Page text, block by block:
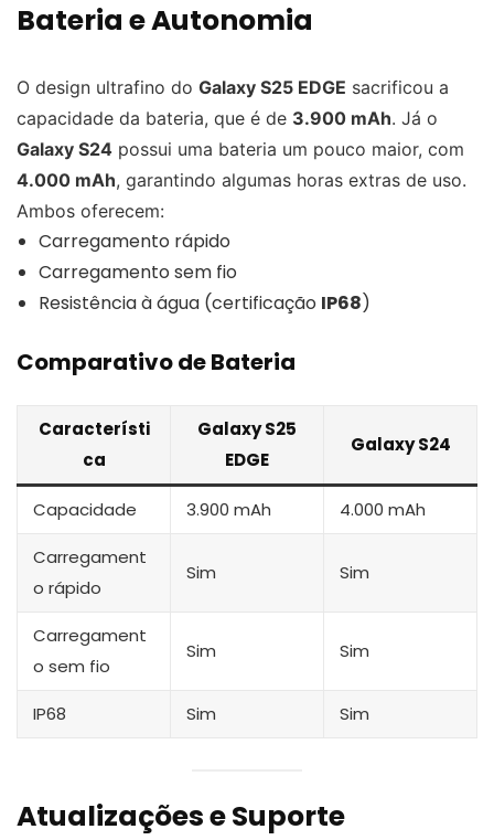
Bateria e Autonomia
O design ultrafino do Galaxy S25 EDGE sacrificou a
capacidade da bateria, que é de 3.900 mAh. Já o
Galaxy S24 possui uma bateria um pouco maior, com
4.000 mAh, garantindo algumas horas extras de uso.
Ambos oferecem:
Carregamento rápido
Carregamento sem fio
Resistência à água (certificação IP68)
Comparativo de Bateria
Característi
ca
Galaxy S25
EDGE
Galaxy S24
Capacidade 3.900 mAh 4.000 mAh
Carregament
o rápido
Sim Sim
Carregament
o sem fio
Sim Sim
IP68 Sim Sim
Atualizações e Suporte